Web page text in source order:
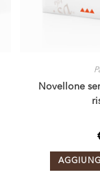
Novellone